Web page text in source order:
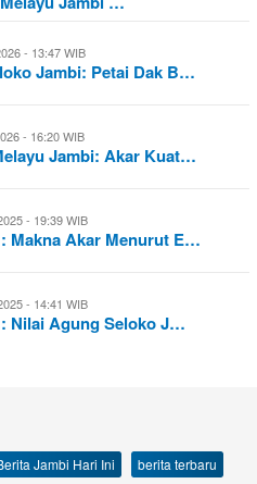
- 13:47 WIB
Jambi: Petai Dak B…
- 16:20 WIB
Jambi: Akar Kuat…
- 19:39 WIB
Makna Akar Menurut E…
- 14:41 WIB
Nilai Agung Seloko J…
Jambi Hari Ini
berita terbaru